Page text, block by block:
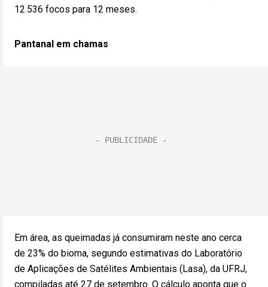
12.536 focos para 12 meses.
Pantanal em chamas
Em área, as queimadas já consumiram neste ano cerca
de 23% do bioma, segundo estimativas do Laboratório
de Aplicações de Satélites Ambientais (Lasa), da UFRJ,
compiladas até 27 de setembro. O cálculo aponta que o